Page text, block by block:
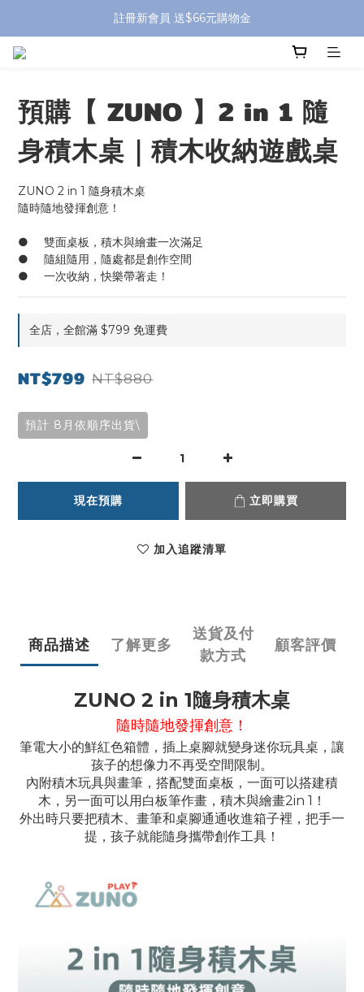
全館滿 $799 免運費 (僅提供台灣本島區域，外島地區請洽客服)
註冊新會員 送$66元購物金
全館滿 $799 免運費 (僅提供台灣本島區域，外島地區請洽客服)
預購【 ZUNO 】2 in 1 隨
身積木桌｜積木收納遊戲桌
ZUNO 2 in 1 隨身積木桌
隨時隨地發揮創意！
●	雙面桌板，積木與繪畫一次滿足
●	隨組隨用，隨處都是創作空間
●	一次收納，快樂帶著走！
全店，全館滿 $799 免運費
NT$799 NT$880
預計 8月依順序出貨\
現在預購 立即購買
加入追蹤清單
商品描述 了解更多
送貨及付
款方式
顧客評價
ZUNO 2 in 1隨身積木桌
隨時隨地發揮創意！
筆電大小的鮮紅色箱體，插上桌腳就變身迷你玩具桌，讓
孩子的想像力不再受空間限制。
內附積木玩具與畫筆，搭配雙面桌板，一面可以搭建積
木，另一面可以用白板筆作畫，積木與繪畫2in 1 ！
外出時只要把積木、畫筆和桌腳通通收進箱子裡，把手一
提，孩子就能隨身攜帶創作工具！